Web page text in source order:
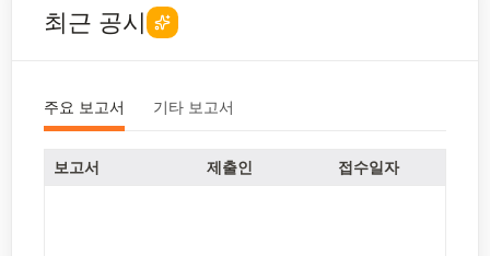
최근 공시
주요 보고서 기타 보고서
보고서 제출인 접수일자